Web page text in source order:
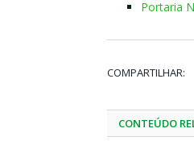
Portaria
COMPARTILHAR:
CONTEÚDO